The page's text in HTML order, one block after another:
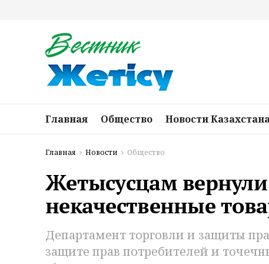
Главная Общество Новости
Главная Новости Общество
Жетысусцам
некачественные
Департамент торговли и защиты
защите прав потребителей и